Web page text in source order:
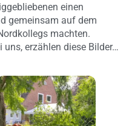
einen
gemeinsam auf dem
machten.
erzählen diese Bilder…